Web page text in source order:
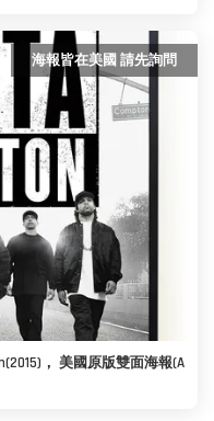
海報皆在美國 請先詢問
， 美國原版雙面海報(A